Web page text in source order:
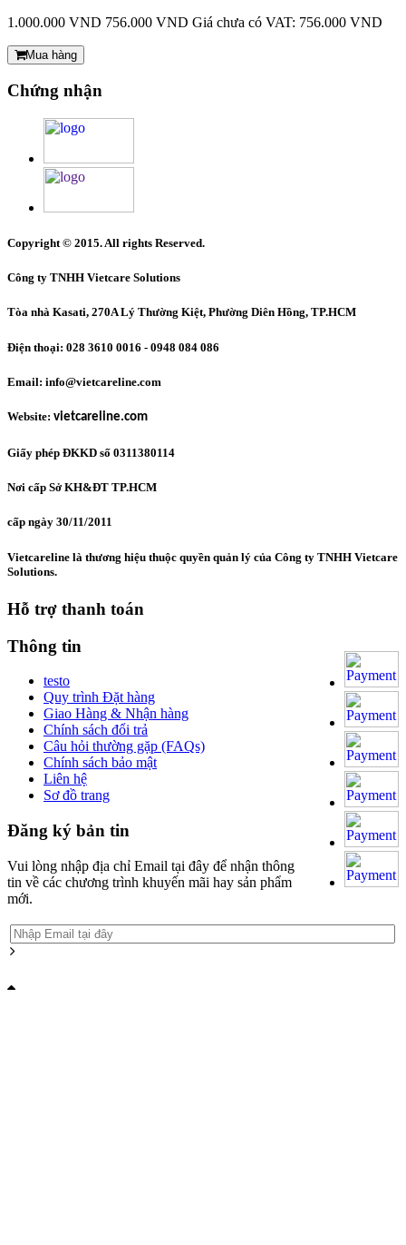
1.000.000 VND 756.000 VND Giá chưa có VAT: 756.000 VND
Mua hàng
Chứng nhận
Copyright © 2015. All rights Reserved.
Công ty TNHH Vietcare Solutions
Tòa nhà Kasati, 270A Lý Thường Kiệt, Phường Diên Hồng, TP.HCM
Điện thoại: 028 3610 0016 - 0948 084 086
Email: info@vietcareline.com
Website: vietcareline.com
Giấy phép ĐKKD số 0311380114
Nơi cấp Sở KH&ĐT TP.HCM
cấp ngày 30/11/2011
Vietcareline là thương hiệu thuộc quyền quản lý của Công ty TNHH Vietcare
Solutions.
Hỗ trợ thanh toán
Thông tin
testo
Quy trình Đặt hàng
Giao Hàng & Nhận hàng
Chính sách đổi trả
Câu hỏi thường gặp (FAQs)
Chính sách bảo mật
Liên hệ
Sơ đồ trang
Đăng ký bản tin
Vui lòng nhập địa chỉ Email tại đây để nhận thông
tin về các chương trình khuyến mãi hay sản phẩm
mới.
Grandpashabet
Grandpashabet
Grandpashabet
Grandpashabet
Grandpashabet
grandpashabet
grandpashabet
marsbahis
canlı
grandpashabet
grandpashabet
grandpashabet